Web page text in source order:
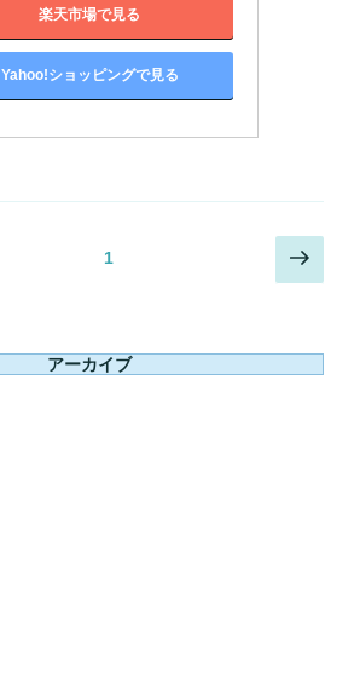
楽天市場で見る
Yahoo!ショッピングで見る
固定ページ1
次
の
ジ
アーカイブ